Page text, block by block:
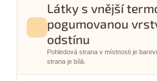
Látky s vnější
pogumovanou
odstínu
Pohledová strana v místnosti je
strana je bílá.